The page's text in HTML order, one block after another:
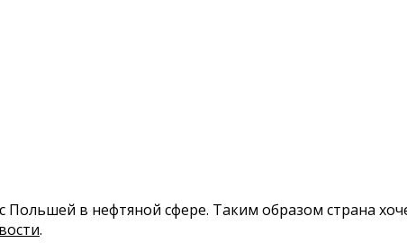
Польшей в нефтяной сфере. Таким образом страна
.